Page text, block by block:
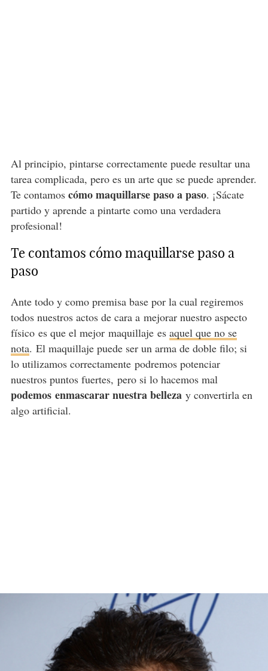
Al principio, pintarse correctamente puede resultar una
tarea complicada, pero es un arte que se puede aprender.
Te contamoscómo maquillarse paso a paso. ¡Sácate
partido y aprende a pintarte como una verdadera
profesional!
Te contamos cómo maquillarse paso a
paso
Ante todo y como premisa base por la cual regiremos
todos nuestros actos de cara a mejorar nuestro aspecto
físico es que el mejor maquillaje es aquel que no se
nota. El maquillaje puede ser un arma de doble filo; si
lo utilizamos correctamente podremos potenciar
nuestros puntos fuertes, pero si lo hacemos mal
podemos enmascarar nuestra bellezay convertirla en
algo artificial.